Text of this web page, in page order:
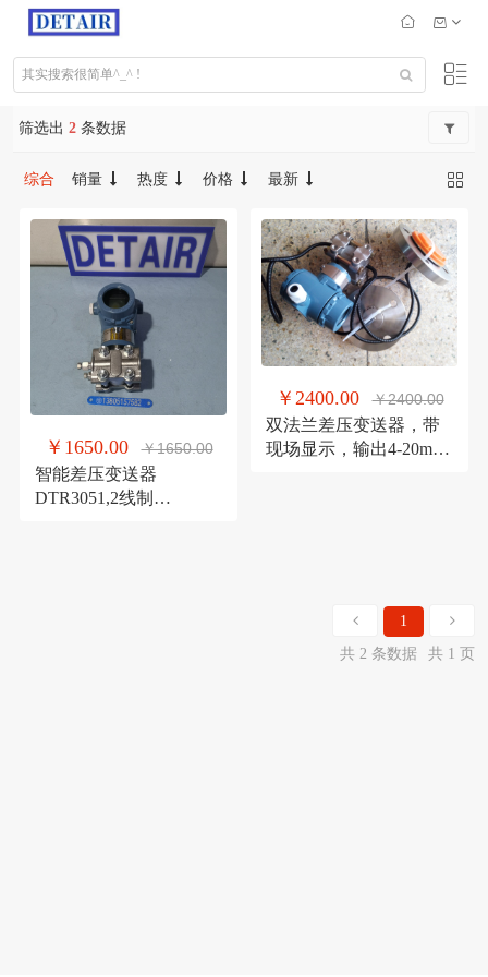
筛选出 2 条数据
综合 销量 热度 价格 最新
￥1650.00 ￥1650.00
智能差压变送器
DTR3051,2线制
￥2400.00 ￥2400.00
双法兰差压变送器，带
现场显示，输出4-20mA
1
共 2 条数据
共 1 页